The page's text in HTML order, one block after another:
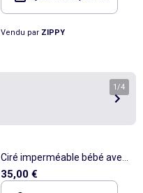
Vendu par ZIPPY
1 /4
Ciré imperméable bébé avec
Capuche 'Breizh Ocean',
35,00 €